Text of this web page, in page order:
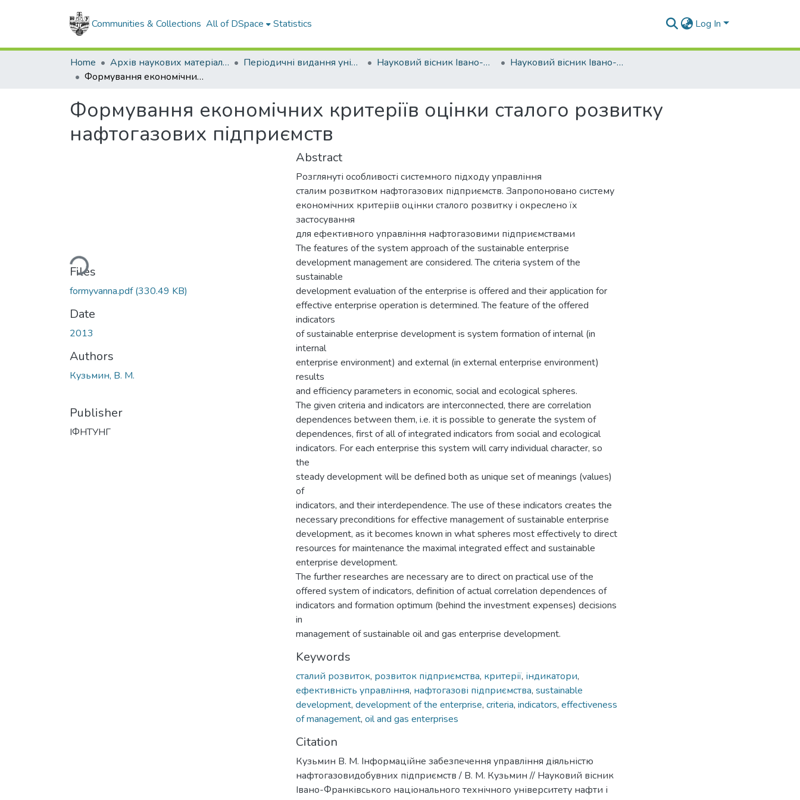
Communities & Collections All of DSpace Statistics Log In
Home Архів наукових матеріалів Періодичні видання університету Науковий вісник Івано-Франківського національного технічного університету нафти і газу. Серія: Економіка та управління в нафтовій і газовій промисловості
Науковий вісник Івано-Франківського національного технічного університету нафти і газу. Серія Економіка та управління в нафтовій і газовій промисловості - 2013 - № 1
Формування економічних критеріїв оцінки сталого розвитку нафтогазових підприємств
Формування економічних критеріїв оцінки сталого розвитку
нафтогазових підприємств
Loading...
Files
formyvanna.pdf(330.49 KB)
Date
2013
Authors
Кузьмин, В. М.
Publisher
ІФНТУНГ
Abstract
Розглянуті особливості системного підходу управління
сталим розвитком нафтогазових підприємств. Запропоновано систему
економічних критеріів оцінки сталого розвитку і окреслено їх
застосування
для ефективного управління нафтогазовими підприємствами
The features of the system approach of the sustainable enterprise
development management are considered. The criteria system of the
sustainable
development evaluation of the enterprise is offered and their application for
effective enterprise operation is determined. The feature of the offered
indicators
of sustainable enterprise development is system formation of internal (in
internal
enterprise environment) and external (in external enterprise environment)
results
and efficiency parameters in economic, social and ecological spheres.
The given criteria and indicators are interconnected, there are correlation
dependences between them, i.e. it is possible to generate the system of
dependences, first of all of integrated indicators from social and ecological
indicators. For each enterprise this system will carry individual character, so
the
steady development will be defined both as unique set of meanings (values)
of
indicators, and their interdependence. The use of these indicators creates the
necessary preconditions for effective management of sustainable enterprise
development, as it becomes known in what spheres most effectively to direct
resources for maintenance the maximal integrated effect and sustainable
enterprise development.
The further researches are necessary are to direct on practical use of the
offered system of indicators, definition of actual correlation dependences of
indicators and formation optimum (behind the investment expenses) decisions
in
management of sustainable oil and gas enterprise development.
Keywords
сталий розвиток, розвиток підприємства, критерії, індикатори,
ефективність управління, нафтогазові підприємства, sustainable
development, development of the enterprise, criteria, indicators, effectiveness
of management, oil and gas enterprises
Citation
Кузьмин В. М. Інформаційне забезпечення управління діяльністю
нафтогазовидобувних підприємств / В. М. Кузьмин // Науковий вісник
Івано-Франківського національного технічного університету нафти і